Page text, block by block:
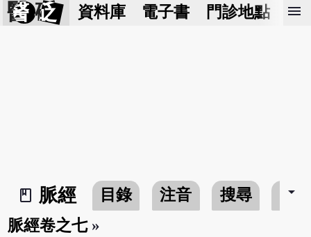
醫 砭 資料庫 電子書 門診地點 預
menu
book_2
脈經 目錄 注音 搜尋 書介
arrow_drop_down
脈經卷之七»